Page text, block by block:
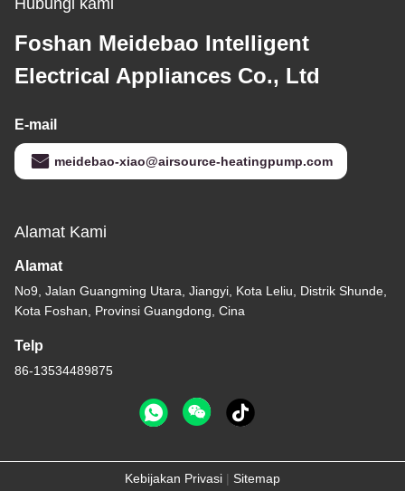
Foshan Meidebao Intelligent
Electrical Appliances Co., Ltd
E-mail
meidebao-xiao@airsource-heatingpump.com
Alamat Kami
Alamat
No9, Jalan Guangming Utara, Jiangyi, Kota Leliu, Distrik Shunde,
Kota Foshan, Provinsi Guangdong, Cina
Telp
86-13534489875
Kebijakan Privasi | Sitemap